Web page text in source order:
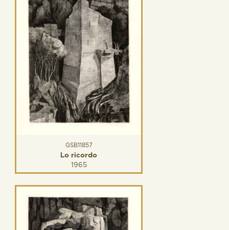
GSB11857
Lo ricordo
1965